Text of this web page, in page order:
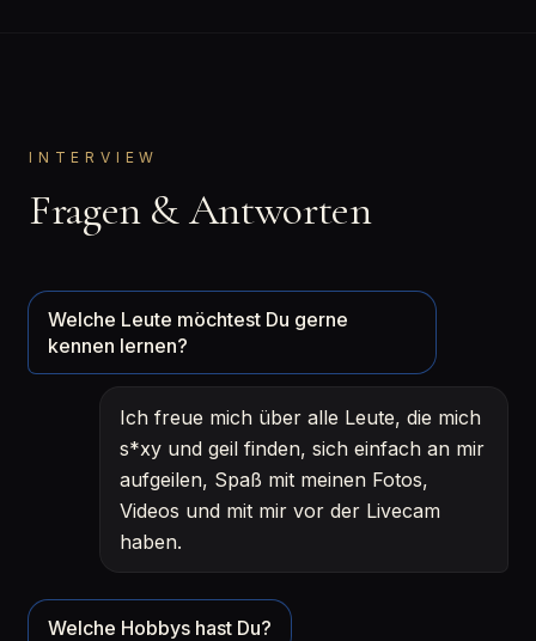
INTERVIEW
Fragen & Antworten
Welche Leute möchtest Du gerne
kennen lernen?
Ich freue mich über alle Leute, die mich
s*xy und geil finden, sich einfach an mir
aufgeilen, Spaß mit meinen Fotos,
Videos und mit mir vor der Livecam
haben.
Welche Hobbys hast Du?